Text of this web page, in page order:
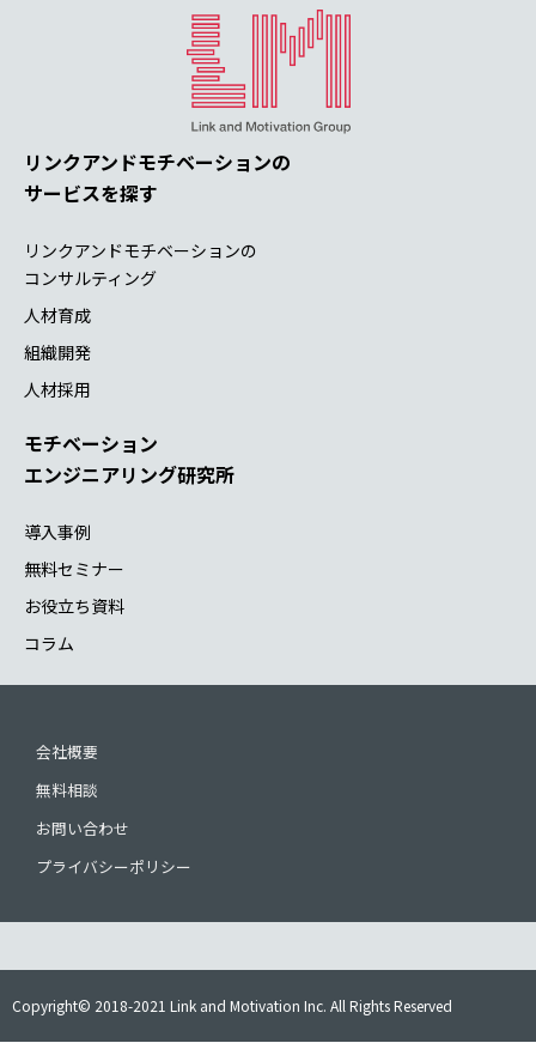
リンクアンドモチベーションの
サービスを探す
リンクアンドモチベーションの
コンサルティング
人材育成
組織開発
人材採用
モチベーション
エンジニアリング研究所
導入事例
無料セミナー
お役立ち資料
コラム
会社概要
無料相談
お問い合わせ
プライバシーポリシー
Copyright© 2018-2021 Link and Motivation Inc. All Rights Reserved